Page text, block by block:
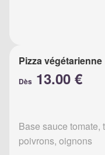
Pizza végétarienne
Dès 13.00 €
Base sauce tomate,
poivrons, oignons